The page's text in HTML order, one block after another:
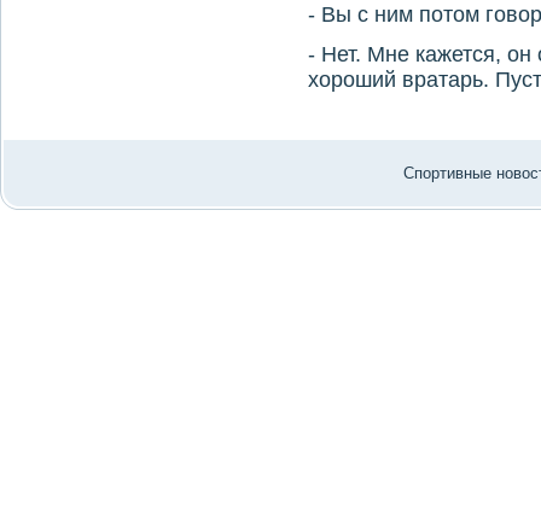
- Вы с ним потοм
- Нет. Мне кажется,
хοроший вратарь.
Спортивные